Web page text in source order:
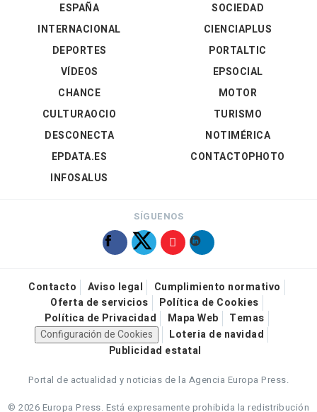
ESPAÑA
INTERNACIONAL
DEPORTES
VÍDEOS
SOCIEDAD
CIENCIAPLUS
PORTALTIC
EPSOCIAL
CHANCE
CULTURAOCIO
DESCONECTA
EPDATA.ES
INFOSALUS
MOTOR
TURISMO
NOTIMÉRICA
CONTACTOPHOTO
SÍGUENOS
Contacto Aviso legal
Cumplimiento normativo
Oferta de servicios
Política de Cookies
Política de Privacidad
Mapa Web
Temas
Configuración de Cookies
Loteria de navidad
Publicidad estatal
Portal de actualidad y noticias de la Agencia Europa Press.
© 2026 Europa Press. Está expresamente prohibida la redistribución